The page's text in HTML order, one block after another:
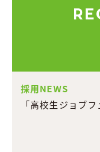
採用NEWS
「高校生ジョブ